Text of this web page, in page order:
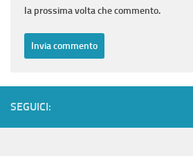
la prossima volta che commento.
SEGUICI: